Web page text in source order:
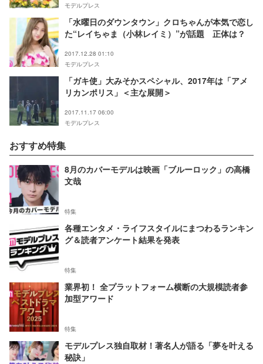
モデルプレス
「水曜日のダウンタウン」クロちゃんが本気で恋し
た“レイちゃま（小林レイミ）”が話題 正体は？
2017.12.28 01:10
モデルプレス
「ガキ使」大みそかスペシャル、2017年は「アメ
リカンポリス」＜主な展開＞
2017.11.17 06:00
モデルプレス
おすすめ特集
8月のカバーモデルは映画「ブルーロック」の高橋
文哉
特集
各種エンタメ・ライフスタイルにまつわるランキン
グ＆読者アンケート結果を発表
特集
業界初！ 全プラットフォーム横断の大規模読者参
加型アワード
特集
モデルプレス独自取材！著名人が語る「夢を叶える
秘訣」